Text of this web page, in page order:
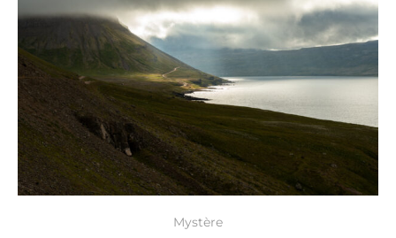
Mystère